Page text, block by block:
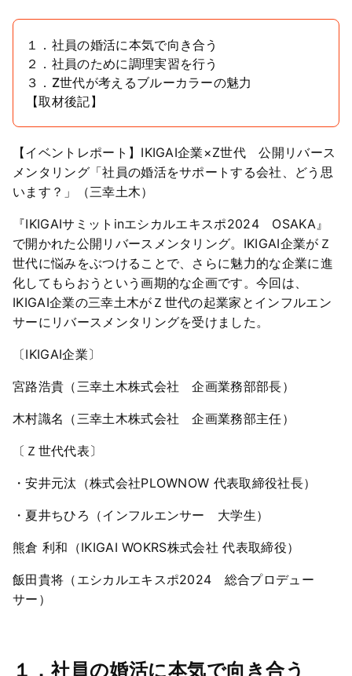
１．社員の婚活に本気で向き合う
２．社員のために調理実習を行う
３．Z世代が考えるブルーカラーの魅力
【取材後記】
【イベントレポート】IKIGAI企業×Z世代 公開リバース
メンタリング「社員の婚活をサポートする会社、どう思
います？」（三幸土木）
『IKIGAIサミットinエシカルエキスポ2024 OSAKA』
で開かれた公開リバースメンタリング。IKIGAI企業がＺ
世代に悩みをぶつけることで、さらに魅力的な企業に進
化してもらおうという画期的な企画です。今回は、
IKIGAI企業の三幸土木がＺ世代の起業家とインフルエン
サーにリバースメンタリングを受けました。
〔IKIGAI企業〕
宮路浩貴（三幸土木株式会社 企画業務部部長）
木村識名（三幸土木株式会社 企画業務部主任）
〔Ｚ世代代表〕
・安井元汰（株式会社PLOWNOW 代表取締役社長）
・夏井ちひろ（インフルエンサー 大学生）
熊倉 利和（IKIGAI WOKRS株式会社 代表取締役）
飯田貴将（エシカルエキスポ2024 総合プロデュー
サー）
１．社員の婚活に本気で向き合う